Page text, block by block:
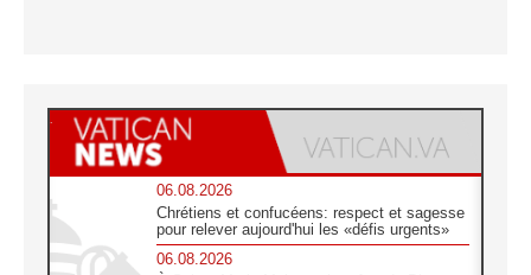
06.08.2026
Chrétiens et confucéens: respect et sagesse
pour relever aujourd'hui les «défis urgents»
06.08.2026